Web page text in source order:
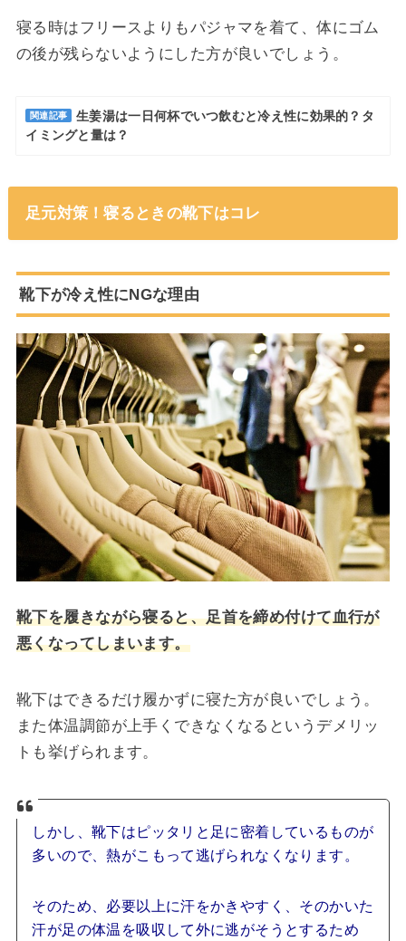
寝る時はフリースよりもパジャマを着て、体にゴム
の後が残らないようにした方が良いでしょう。
関連記事
生姜湯は一日何杯でいつ飲むと冷え性に効果的？タ
イミングと量は？
足元対策！寝るときの靴下はコレ
靴下が冷え性にNGな理由
靴下を履きながら寝ると、足首を締め付けて血行が
悪くなってしまいます。
靴下はできるだけ履かずに寝た方が良いでしょう。
また体温調節が上手くできなくなるというデメリッ
トも挙げられます。
しかし、靴下はピッタリと足に密着しているものが
多いので、熱がこもって逃げられなくなります。
そのため、必要以上に汗をかきやすく、そのかいた
汗が足の体温を吸収して外に逃がそうとするため